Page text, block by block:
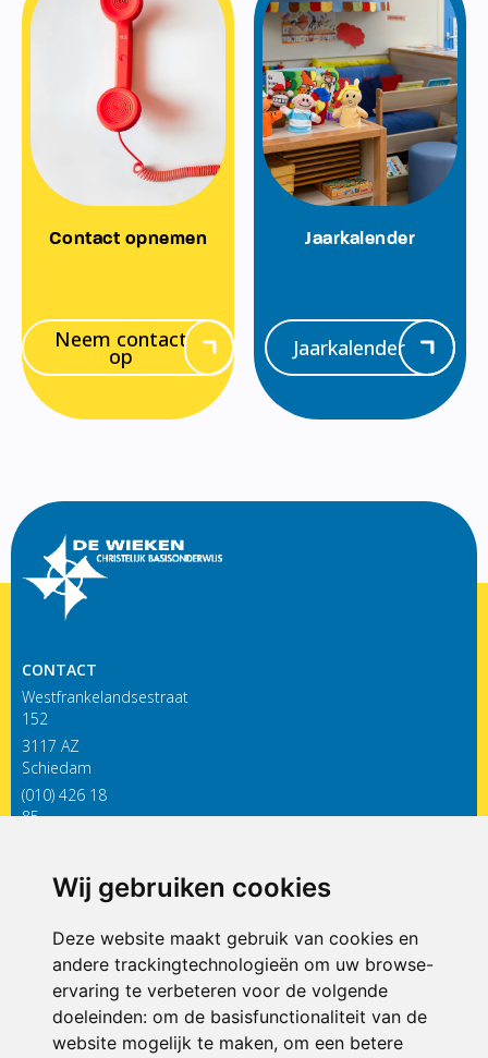
Wij gebruiken cookies
Deze website maakt gebruik van cookies en
andere trackingtechnologieën om uw browse-
ervaring te verbeteren voor de volgende
doeleinden: om de basisfunctionaliteit van de
website mogelijk te maken, om een betere
Contact opnemen
Neem contact
op
Jaarkalender
Jaarkalender
CONTACT
Westfrankelandsestraat
152
3117 AZ
Schiedam
(010) 426 18
85
ONDERDEEL VAN